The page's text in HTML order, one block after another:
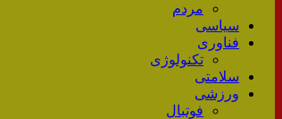
مردم
سیاسی
فناوری
تکنولوژی
سلامتی
ورزشی
فوتبال